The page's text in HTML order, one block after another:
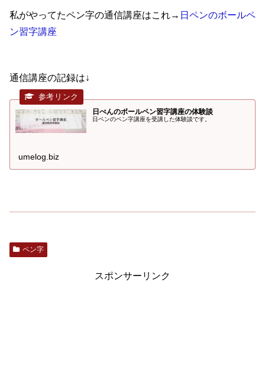
私がやってたペン字の通信講座はこれ→ 日ペンのボールペ
ン習字講座
通信講座の記録は↓
日ぺんのボールペン習字講座の体験談
日ペンのペン字講座を受講した体験談です。
umelog.biz
ペン字
スポンサーリンク